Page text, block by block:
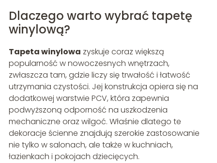
Dlaczego warto wybrać tapetę
winylową?
Tapeta winylowa zyskuje coraz większą
popularność w nowoczesnych wnętrzach,
zwłaszcza tam, gdzie liczy się trwałość i łatwość
utrzymania czystości. Jej konstrukcja opiera się na
dodatkowej warstwie PCV, która zapewnia
podwyższoną odporność na uszkodzenia
mechaniczne oraz wilgoć. Właśnie dlatego te
dekoracje ścienne znajdują szerokie zastosowanie
nie tylko w salonach, ale także w kuchniach,
łazienkach i pokojach dziecięcych.